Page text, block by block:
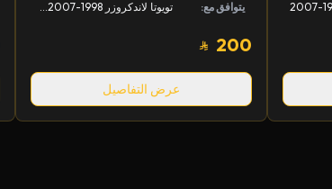
يتوافق مع:
200
عرض التفاصيل